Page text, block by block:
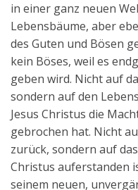
in einer ganz neuen
Lebensbäume, aber
des Guten und Bösen
kein Böses, weil es
geben wird. Nicht auf
sondern auf den
Jesus Christus die
gebrochen hat. Nicht
zurück, sondern auf
Christus auferstanden
seinem neuen,